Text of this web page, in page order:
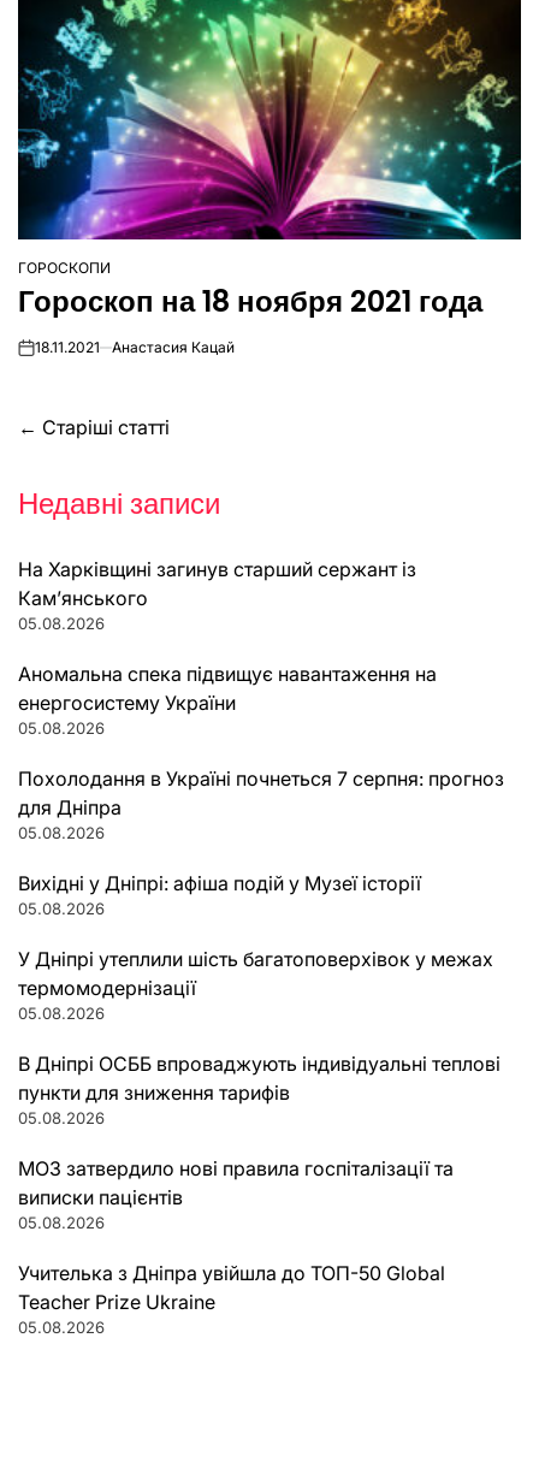
ОПУБЛІКУВАТИ
У
ГОРОСКОПИ
Гороскоп на 18 ноября 2021 года
on18.11.2021 Анастасия Кацай
Навігація
за
записами
← Старіші статті
Недавні записи
На Харківщині загинув старший сержант із
Кам’янського
05.08.2026
Аномальна спека підвищує навантаження на
енергосистему України
05.08.2026
Похолодання в Україні почнеться 7 серпня: прогноз
для Дніпра
05.08.2026
Вихідні у Дніпрі: афіша подій у Музеї історії
05.08.2026
У Дніпрі утеплили шість багатоповерхівок у межах
термомодернізації
05.08.2026
В Дніпрі ОСББ впроваджують індивідуальні теплові
пункти для зниження тарифів
05.08.2026
МОЗ затвердило нові правила госпіталізації та
виписки пацієнтів
05.08.2026
Учителька з Дніпра увійшла до ТОП-50 Global
Teacher Prize Ukraine
05.08.2026